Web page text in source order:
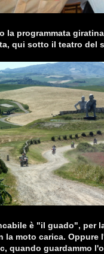
la programmata
qui sotto il teatro del
è "il guado", per
la moto carica.
quando guardammo